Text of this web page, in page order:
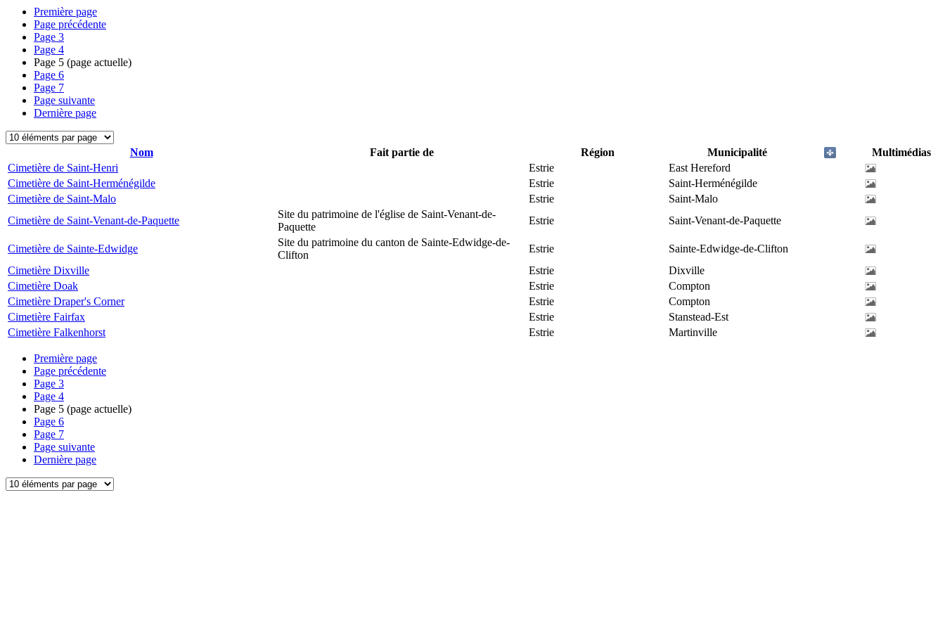
Première page
Page précédente
Page 3
Page 4
Page 5 (page actuelle)
Page 6
Page 7
Page suivante
Dernière page
Nom Fait partie de Région Municipalité
Multimédias
Cimetière de Saint-Henri
Estrie
East Hereford
Cimetière de Saint-Herménégilde
Estrie
Saint-Herménégilde
Cimetière de Saint-Malo
Estrie
Saint-Malo
Cimetière de Saint-Venant-de-Paquette
Site du patrimoine de l'église de Saint-Venant-de-
Paquette
Estrie Saint-Venant-de-Paquette
Cimetière de Sainte-Edwidge
Site du patrimoine du canton de Sainte-Edwidge-de-
Clifton
Estrie
Sainte-Edwidge-de-Clifton
Cimetière Dixville
Estrie
Dixville
Cimetière Doak
Estrie
Compton
Cimetière Draper's Corner
Estrie
Compton
Cimetière Fairfax
Estrie
Stanstead-Est
Cimetière Falkenhorst
Estrie Martinville
Première page
Page précédente
Page 3
Page 4
Page 5 (page actuelle)
Page 6
Page 7
Page suivante
Dernière page